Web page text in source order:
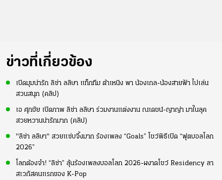
ข่าวที่เกี่ยวข้อง
เปิดมุมน่ารัก ลิซ่า ลลิษา แท็กทีม ต้าเหนิง พา น้องเกล-น้องสายฟ้า ไปเล่น
สวนสนุก (คลิป)
เอ ศุภชัย เปิดภาพ ลิซ่า ลลิษา ร่วมงานแต่งงาน ณเดชน์-ญาญ่า มาในลุค
สวยหวานน่ารักมาก (คลิป)
"ลิซ่า ลลิษา" สวยแซ่บจึ้งมาก ร้องเพลง “Goals” โชว์พิธีเปิด “ฟุตบอลโลก
2026”
โลกต้องจำ! “ลิซ่า” ลุ้นร้องเพลงบอลโลก 2026-ผงาดโชว์ Residency ลา
สเวกัสคนแรกของ K-Pop